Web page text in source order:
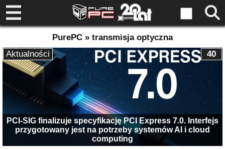
PurePC » transmisja optyczna
PCI-SIG finalizuje specyfikację PCI Express 7.0. Interfejs
przygotowany jest na potrzeby systemów AI i cloud
computing
40
Aktualności